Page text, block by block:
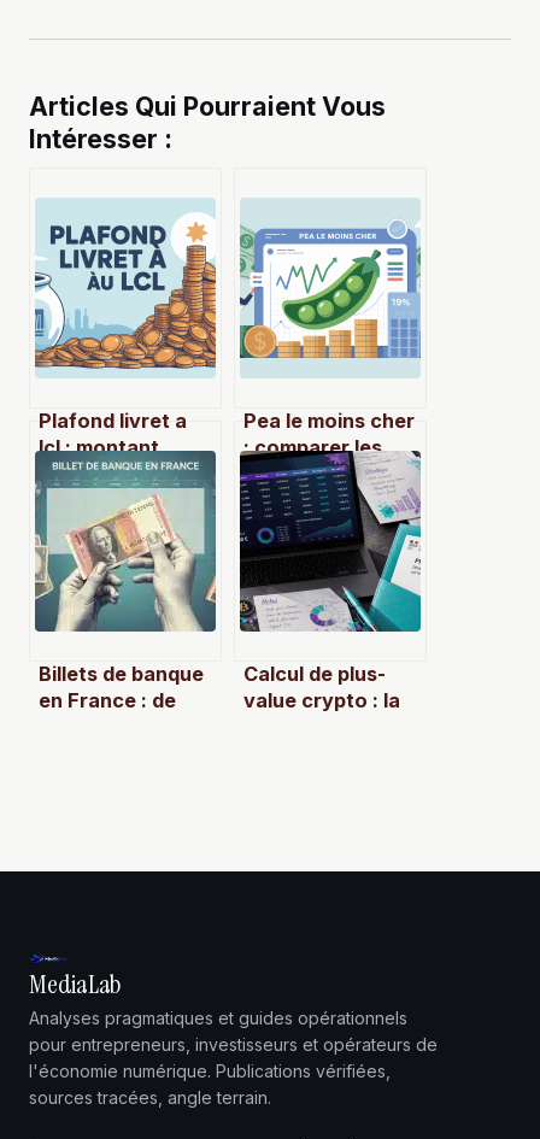
Articles Qui Pourraient Vous
Intéresser :
Plafond livret a
lcl : montant,
règles et
alternatives pour
épargner plus
Pea le moins cher
: comparer les
offres sans
sacrifier la
performance
Billets de banque
en France : de
Calcul de plus-
value crypto : la
MediaLab
Analyses pragmatiques et guides opérationnels
pour entrepreneurs, investisseurs et opérateurs de
l'économie numérique. Publications vérifiées,
sources tracées, angle terrain.